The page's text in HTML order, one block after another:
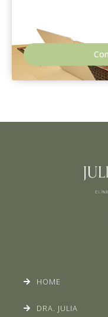
HOME
DRA. JULIA